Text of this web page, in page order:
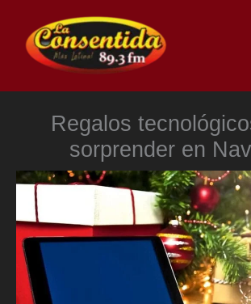
contenido
Regalos
sorprender en